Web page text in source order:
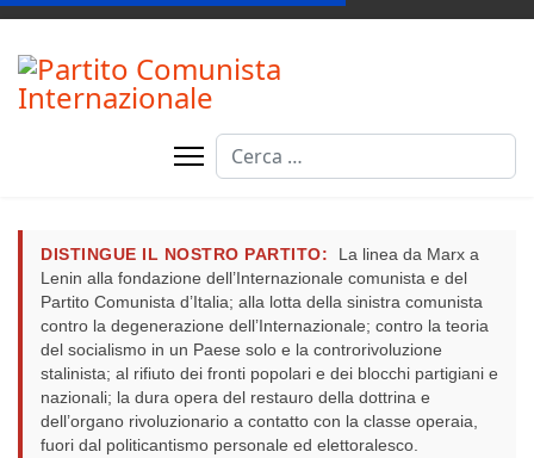
Cerca
DISTINGUE IL NOSTRO PARTITO:
La linea da Marx a
Lenin alla fondazione dell’Internazionale comunista e del
Partito Comunista d’Italia; alla lotta della sinistra comunista
contro la degenerazione dell’Internazionale; contro la teoria
del socialismo in un Paese solo e la controrivoluzione
stalinista; al rifiuto dei fronti popolari e dei blocchi partigiani e
nazionali; la dura opera del restauro della dottrina e
dell’organo rivoluzionario a contatto con la classe operaia,
fuori dal politicantismo personale ed elettoralesco.